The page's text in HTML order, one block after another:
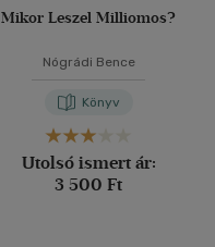
Mikor Leszel Milliomos?
Nógrádi Bence
Könyv
Utolsó ismert ár:
3 500 Ft